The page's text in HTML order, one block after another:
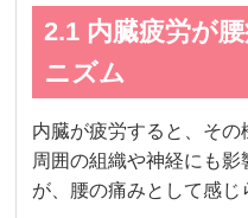
2.1 内臓疲労が
ニズム
内臓が疲労すると、その
周囲の組織や神経にも
が、腰の痛みとして感じ